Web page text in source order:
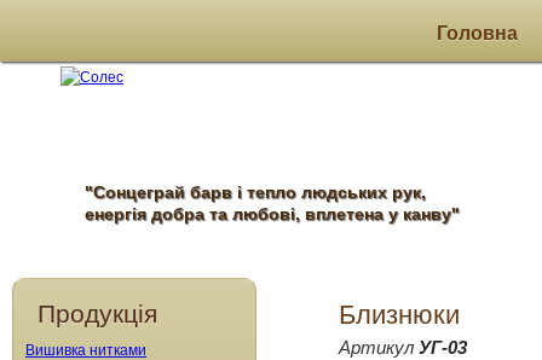
Головна
"Сонцеграй барв і тепло людських рук,
енергія добра та любові, вплетена у канву"
Близнюки
Артикул УГ-03
Продукція
Вишивка нитками